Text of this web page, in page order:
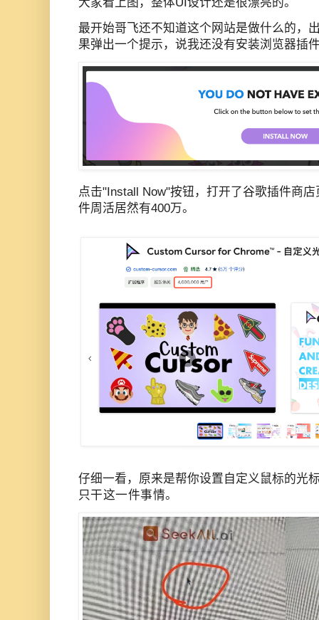
最开始哥飞还不知道这个网站是做什么的，
果弹出一个提示，说我还没有安装浏览器插
点击"Install Now"按钮，打开了谷歌插件商
件周活居然有400万。
仔细一看，原来是帮你设置自定义鼠标的光
只干这一件事情。